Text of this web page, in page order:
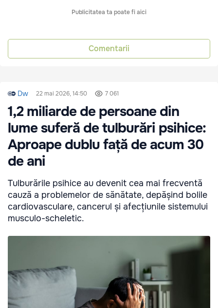
Publicitatea ta poate fi aici
Comentarii
Dw 22 mai 2026, 14:50 7 061
1,2 miliarde de persoane din
lume suferă de tulburări psihice:
Aproape dublu față de acum 30
de ani
Tulburările psihice au devenit cea mai frecventă
cauză a problemelor de sănătate, depășind bolile
cardiovasculare, cancerul și afecțiunile sistemului
musculo-scheletic.